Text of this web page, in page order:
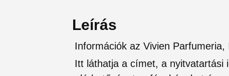
Leírás
Információk az Vivien
Itt láthatja a címet, a nyitvatartási